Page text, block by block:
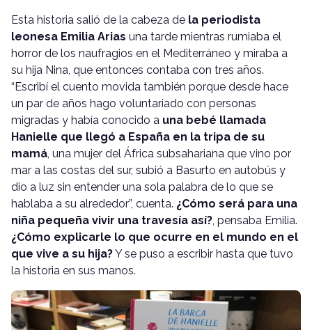
Esta historia salió de la cabeza de la periodista
leonesa Emilia Arias una tarde mientras rumiaba el
horror de los naufragios en el Mediterráneo y miraba a
su hija Nina, que entonces contaba con tres años.
“Escribí el cuento movida también porque desde hace
un par de años hago voluntariado con personas
migradas y había conocido a una bebé llamada
Hanielle que llegó a España en la tripa de su
mamá, una mujer del África subsahariana que vino por
mar a las costas del sur, subió a Basurto en autobús y
dio a luz sin entender una sola palabra de lo que se
hablaba a su alrededor”, cuenta. ¿Cómo será para una
niña pequeña vivir una travesía así?, pensaba Emilia.
¿Cómo explicarle lo que ocurre en el mundo en el
que vive a su hija?Y se puso a escribir hasta que tuvo
la historia en sus manos.